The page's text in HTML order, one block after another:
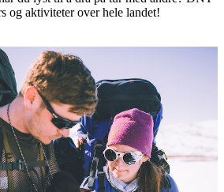
og aktiviteter over hele landet!